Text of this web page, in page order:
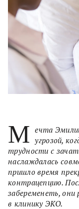
М ечта
угрозой,
трудности с
наслаждалась
пришло время
контрацепцию.
забеременеть,
в клинику ЭКО.